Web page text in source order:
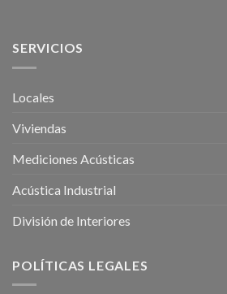
SERVICIOS
Locales
Viviendas
Mediciones Acústicas
Acústica Industrial
División de Interiores
POLÍTICAS LEGALES